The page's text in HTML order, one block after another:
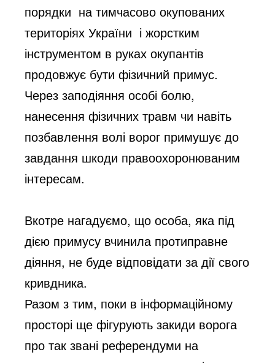
порядки на тимчасово окупованих
територіях України і жорстким
інструментом в руках окупантів
продовжує бути фізичний примус.
Через заподіяння особі болю,
нанесення фізичних травм чи навіть
позбавлення волі ворог примушує до
завдання шкоди правоохоронюваним
інтересам.
Вкотре нагадуємо, що особа, яка під
дією примусу вчинила протиправне
діяння, не буде відповідати за дії свого
кривдника.
Разом з тим, поки в інформаційному
просторі ще фігурують закиди ворога
про так звані референдуми на